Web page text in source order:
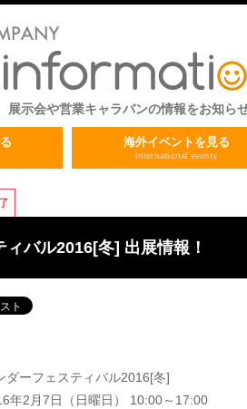
展示会や営業キャラバンの情報をお知ら
海外イベントを見る
International events
ィバル2016[冬] 出展情報！
ダーフェスティバル2016[冬]
年2月7日（日曜日） 10:00～17:00